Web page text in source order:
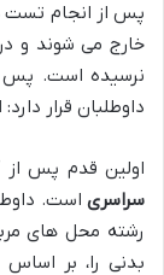
پس از انجام تست
خارج می شوند و در
نرسیده است. پس
داوطلبان قرار
اولین قدم پس از
سراسری است.
رشته محل های
بدنی را، بر